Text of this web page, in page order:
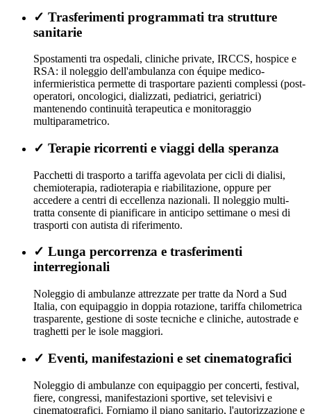
✓ Trasferimenti programmati tra strutture
sanitarie
Spostamenti tra ospedali, cliniche private, IRCCS, hospice e
RSA: il noleggio dell'ambulanza con équipe medico-
infermieristica permette di trasportare pazienti complessi (post-
operatori, oncologici, dializzati, pediatrici, geriatrici)
mantenendo continuità terapeutica e monitoraggio
multiparametrico.
✓ Terapie ricorrenti e viaggi della speranza
Pacchetti di trasporto a tariffa agevolata per cicli di dialisi,
chemioterapia, radioterapia e riabilitazione, oppure per
accedere a centri di eccellenza nazionali. Il noleggio multi-
tratta consente di pianificare in anticipo settimane o mesi di
trasporti con autista di riferimento.
✓ Lunga percorrenza e trasferimenti
interregionali
Noleggio di ambulanze attrezzate per tratte da Nord a Sud
Italia, con equipaggio in doppia rotazione, tariffa chilometrica
trasparente, gestione di soste tecniche e cliniche, autostrade e
traghetti per le isole maggiori.
✓ Eventi, manifestazioni e set cinematografici
Noleggio di ambulanze con equipaggio per concerti, festival,
fiere, congressi, manifestazioni sportive, set televisivi e
cinematografici. Forniamo il piano sanitario, l'autorizzazione e